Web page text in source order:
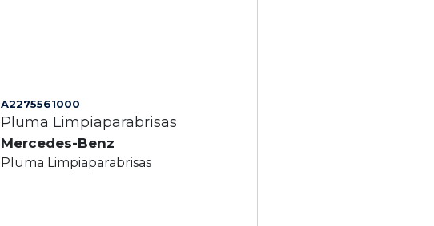
A2275561000
Pluma Limpiaparabrisas
Mercedes-Benz
Pluma Limpiaparabrisas